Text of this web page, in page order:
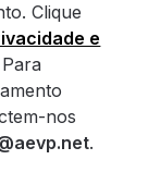
Clique
e
nos
.